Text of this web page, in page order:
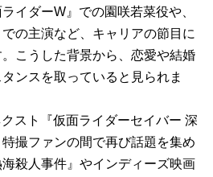
イダーW』での園咲若菜役や、
の主演など、キャリアの節目に
こうした背景から、恋愛や結婚
ンスを取っていると見られま
スト『仮面ライダーセイバー 深
撮ファンの間で再び話題を集め
殺人事件』やインディーズ映画